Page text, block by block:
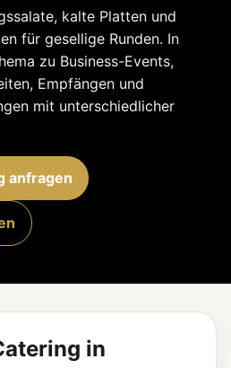
kalte Platten und
für gesellige Runden. In
zu Business-Events,
Empfängen und
mit unterschiedlicher
anfragen
in